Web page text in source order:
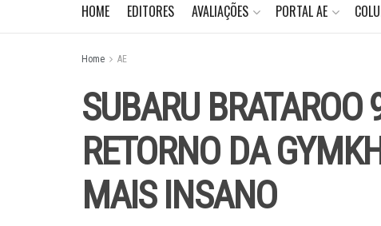
HOME EDITORES AVALIAÇÕES PORTAL AE
Home AE
SUBARU BRATAROO
RETORNO DA
MAIS INSANO